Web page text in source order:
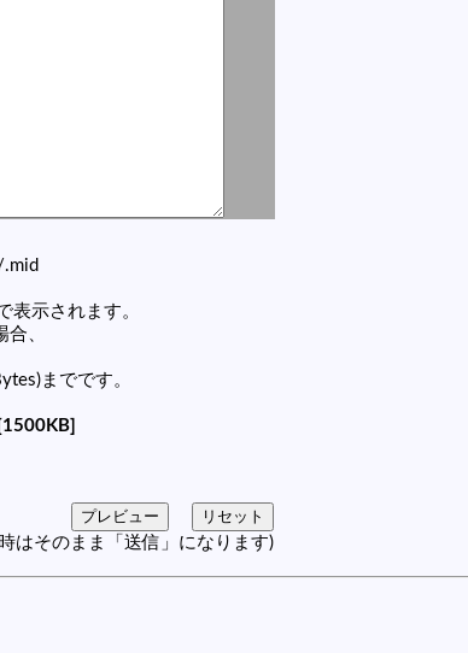
示されます。
、
までです。
はそのまま「送信」になります)